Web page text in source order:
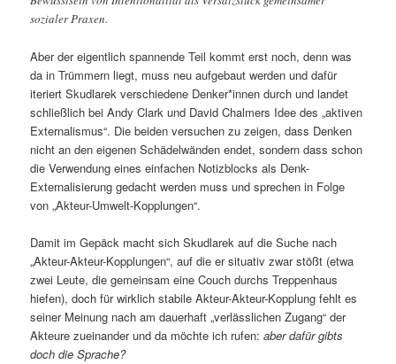
sozialer Praxen.
Aber der eigentlich spannende Teil kommt erst noch, denn was
da in Trümmern liegt, muss neu aufgebaut werden und dafür
iteriert Skudlarek verschiedene Denker*innen durch und landet
schließlich bei Andy Clark und David Chalmers Idee des „aktiven
Externalismus“. Die beiden versuchen zu zeigen, dass Denken
nicht an den eigenen Schädelwänden endet, sondern dass schon
die Verwendung eines einfachen Notizblocks als Denk-
Externalisierung gedacht werden muss und sprechen in Folge
von „Akteur-Umwelt-Kopplungen“.
Damit im Gepäck macht sich Skudlarek auf die Suche nach
„Akteur-Akteur-Kopplungen“, auf die er situativ zwar stößt (etwa
zwei Leute, die gemeinsam eine Couch durchs Treppenhaus
hiefen), doch für wirklich stabile Akteur-Akteur-Kopplung fehlt es
seiner Meinung nach am dauerhaft „verlässlichen Zugang“ der
Akteure zueinander und da möchte ich rufen: aber dafür gibts
doch die Sprache?